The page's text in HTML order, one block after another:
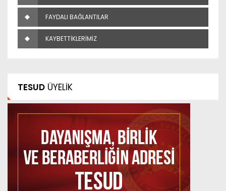
FAYDALI BAĞLANTILAR
KAYBETTİKLERİMİZ
TESUD ÜYELİK